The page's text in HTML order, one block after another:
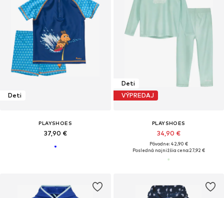
Deti
PLAYSHOES
37,90 €
Deti
VÝPREDAJ
PLAYSHOES
34,90 €
Pôvodne: 42,90 €
Posledná najnižšia cena:27,92 €